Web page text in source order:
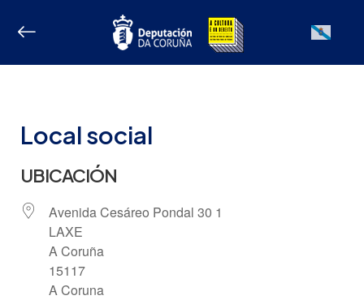
Galician
Local social
UBICACIÓN
Avenida Cesáreo Pondal 30 1
LAXE
A Coruña
15117
A Coruna